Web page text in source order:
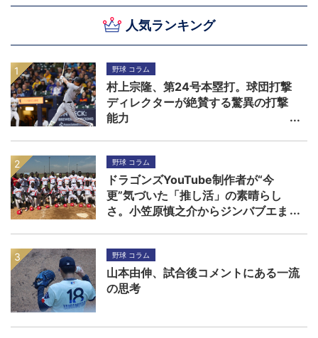
人気ランキング
野球 コラム
村上宗隆、第24号本塁打。球団打撃
ディレクターが絶賛する驚異の打撃
能力
野球 コラム
ドラゴンズYouTube制作者が“今
更”気づいた「推し活」の素晴らし
さ。小笠原慎之介からジンバブエま
野球 コラム
山本由伸、試合後コメントにある一流
の思考